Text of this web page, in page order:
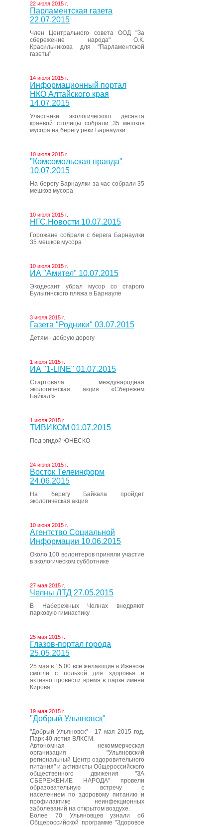
22 июля 2015 г.
Парламентская газета
22.07.2015
Член Центрального совета ООД "За
сбережение народа" О.К.
Красильникова для "Парламентской
газеты"
14 июля 2015 г.
Информационный портал
НКО Алтайского края
14.07.2015
Участники экологического десанта
краевой столицы собрали 35 мешков
мусора на берегу реки Барнаулки
10 июля 2015 г.
"Комсомольская правда"
10.07.2015
На берегу Барнаулки за час собрали 35
мешков мусора
10 июля 2015 г.
НГС.Новости 10.07.2015
Горожане собрали с берега Барнаулки
35 мешков мусора
10 июля 2015 г.
ИА "Амител" 10.07.2015
Экодесант убрал мусор со старого
Булыгинского пляжа в Барнауле
3 июля 2015 г.
Газета "Родники" 03.07.2015
Детям - добрую дорогу
1 июля 2015 г.
ИА "1-LINE" 01.07.2015
Стартовала международная
экологическая акция «Сбережем
Байкал!»
1 июля 2015 г.
ТИВИКОМ 01.07.2015
Под эгидой ЮНЕСКО
24 июня 2015 г.
Восток Телеинформ
24.06.2015
На берегу Байкала пройдет
экологическая акция
10 июня 2015 г.
Агентство Социальной
Информации 10.06.2015
Около 100 волонтеров приняли участие
в экологическом субботнике
27 мая 2015 г.
Челны ЛТД 27.05.2015
В Набережных Челнах внедряют
парковую гимнастику
25 мая 2015 г.
Глазов-портал города
25.05.2015
25 мая в 15:00 все желающие в Ижевске
смогли с пользой для здоровья и
активно провести время в парке имени
Кирова.
19 мая 2015 г.
"Добрый Ульяновск"
"Добрый Ульяновск" - 17 мая 2015 год.
Парк 40 летия ВЛКСМ.
Автономная некоммерческая
организация "Ульяновский
региональный Центр оздоровительного
питания" и активисты Общероссийского
общественного движения "ЗА
СБЕРЕЖЕНИЕ НАРОДА" провели
образовательную встречу с
населением по здоровому питанию и
профилактике неинфекционных
заболеваний на открытом воздухе.
Более 70 Ульяновцев узнали об
Общероссийской программе "Здоровое